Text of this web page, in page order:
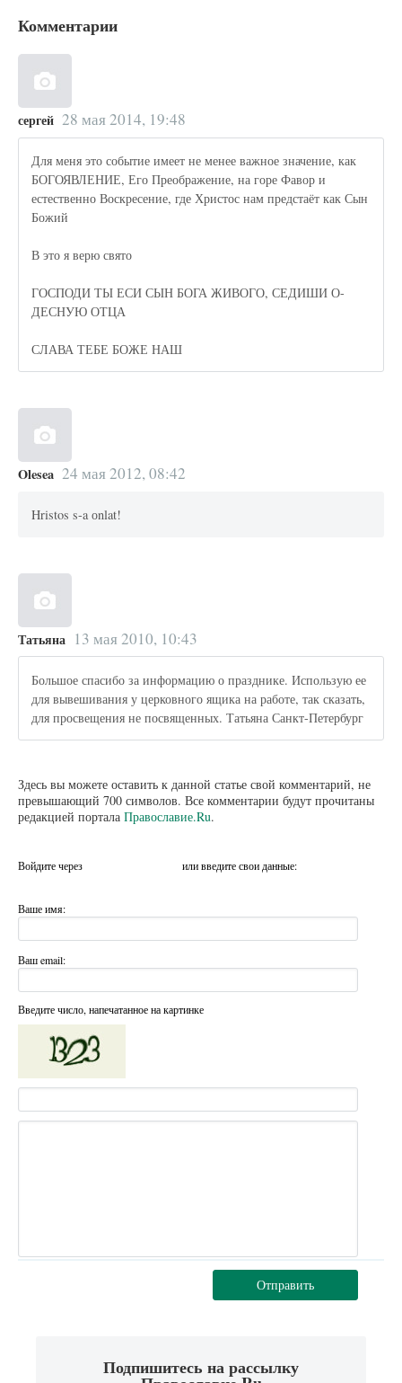
Комментарии
сергей 28 мая 2014, 19:48
Для меня это событие имеет не менее важное значение, как
БОГОЯВЛЕНИЕ, Его Преображение, на горе Фавор и
естественно Воскресение, где Христос нам предстаёт как Сын
Божий
В это я верю свято
ГОСПОДИ ТЫ ЕСИ СЫН БОГА ЖИВОГО, СЕДИШИ О-
ДЕСНУЮ ОТЦА
СЛАВА ТЕБЕ БОЖЕ НАШ
Olesea 24 мая 2012, 08:42
Hristos s-a оnlat!
Татьяна 13 мая 2010, 10:43
Большое спасибо за информацию о празднике. Использую ее
для вывешивания у церковного ящика на работе, так сказать,
для просвещения не посвященных. Татьяна Санкт-Петербург
Здесь вы можете оставить к данной статье свой комментарий, не
превышающий 700 символов. Все комментарии будут прочитаны
редакцией портала Православие.Ru.
Войдите через или введите свои данные:
Ваше имя:
Ваш email:
Введите число, напечатанное на картинке
Отправить
Подпишитесь на рассылку